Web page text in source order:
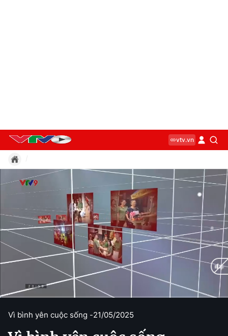
vtv.vn
u
Vì bình yên cuộc sống -21/05/2025